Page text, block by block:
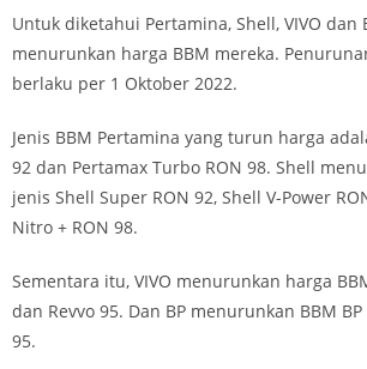
Untuk diketahui Pertamina, Shell, VIVO dan
menurunkan harga BBM mereka.
berlaku per 1 Oktober 2022.
Jenis BBM Pertamina yang turun harga
92 dan Pertamax Turbo RON 98. Shell
jenis Shell Super RON 92, Shell V-Power
Nitro + RON 98.
Sementara itu, VIVO menurunkan harga
dan Revvo 95. Dan BP menurunkan BBM BP
95.